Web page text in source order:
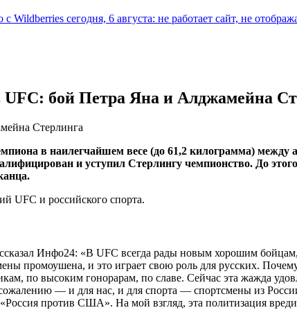
с Wildberries сегодня, 6 августа: не работает сайт, не
бой Петра Яна и Алджамейна
Стерлинга
в наилегчайшем весе (до 61,2 килограмма)
и уступил Стерлингу чемпионство. До
UFC и российского спорта.
Инфо24: «В UFC всегда рады новым хорошим
промоушена, и это играет свою роль для русских.
по высоким гонорарам, по славе. Сейчас эта жажда
— и для нас, и для спорта — спортсмены из
против США». На мой взгляд, эта политизация